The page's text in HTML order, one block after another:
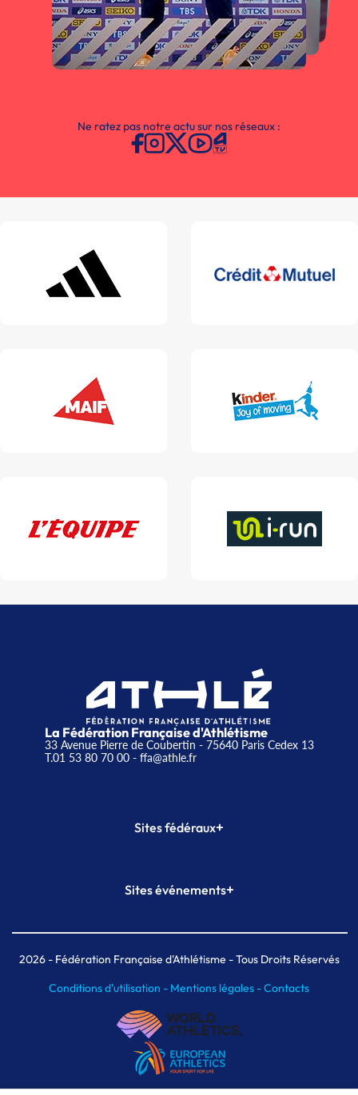
Ne ratez pas notre actu sur nos réseaux :
La Fédération Française d'Athlétisme
33 Avenue Pierre de Coubertin - 75640 Paris Cedex 13
T.01 53 80 70 00- ffa@athle.fr
Sites fédéraux+
Plateforme Formation
Sites événements+
Meeting de Paris indoor
MAIF Ekiden de Paris
2026- Fédération Française d'Athlétisme - Tous Droits Réservés
Conditions d'utilisation - Mentions légales -Contacts